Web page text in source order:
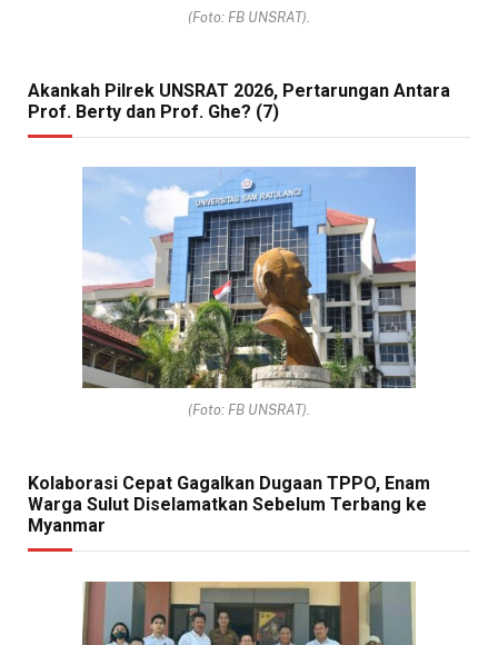
(Foto: FB UNSRAT).
Akankah Pilrek UNSRAT 2026, Pertarungan Antara
Prof. Berty dan Prof. Ghe? (7)
(Foto: FB UNSRAT).
Kolaborasi Cepat Gagalkan Dugaan TPPO, Enam
Warga Sulut Diselamatkan Sebelum Terbang ke
Myanmar